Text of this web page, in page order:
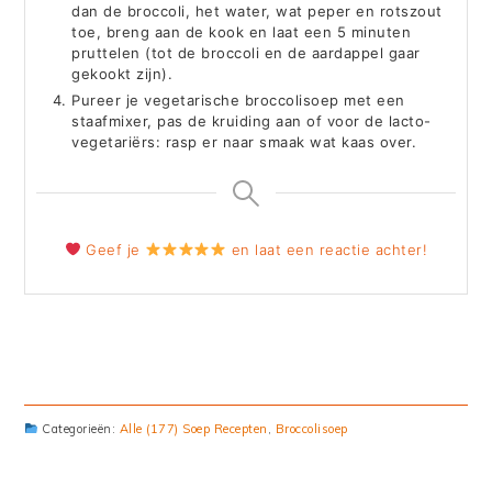
dan de broccoli, het water, wat peper en rotszout
toe, breng aan de kook en laat een 5 minuten
pruttelen (tot de broccoli en de aardappel gaar
gekookt zijn).
Pureer je vegetarische broccolisoep met een
staafmixer, pas de kruiding aan of voor de lacto-
vegetariërs: rasp er naar smaak wat kaas over.
Geef je en laat een reactie achter!
Categorieën: Alle (177) Soep Recepten Broccolisoep